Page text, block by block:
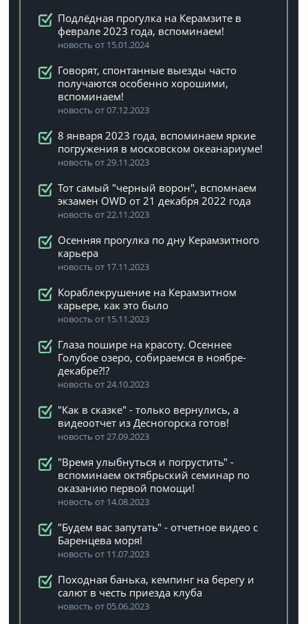
Подлёдная прогулка на Керамзите в
феврале 2023 года, вспоминаем!
новость от 15.01.2024
Говорят, спонтанные выезды часто
получаются особенно хорошими,
вспоминаем!
новость от 07.12.2023
8 января 2023 года, вспоминаем яркие
погружения в московском океанариуме!
новость от 29.11.2023
Тот самый "черный ворон", вспомнаем
экзамен OWD от 21 декабря 2022 года
новость от 22.11.2023
Осенняя прогулка по дну Керамзитного
карьера
новость от 17.11.2023
Кораблекрушение на Керамзитном
карьере, как это было
новость от 15.11.2023
Глаза пошире на красоту. Осеннее
Голубое озеро, собираемся в ноябре-
декабре?!?
новость от 24.10.2023
"Как в сказке" - только вернулись, а
видеоотчет из Десногорска готов!
новость от 27.09.2023
"Время улыбнуться и погрустить" -
вспоминаем октябрьский семинар по
оказанию первой помощи!
новость от 14.08.2023
"Будем вас запутать" - отчетное видео с
Баренцева моря!
новость от 11.07.2023
Походная банька, кемпинг на берегу и
салют в честь приезда клуба
новость от 05.06.2023